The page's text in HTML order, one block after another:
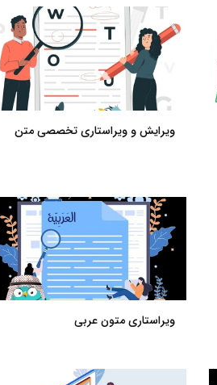
ویرایش و ویراستاری تخصصی متن
ویراستاری متون عربی